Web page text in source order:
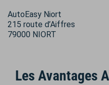
AutoEasy Niort
215 route d’Aiffres
79000 NIORT
Les Avantages